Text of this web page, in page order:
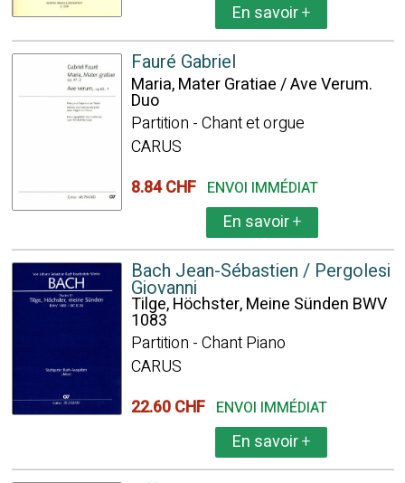
En savoir+
Fauré Gabriel
Maria, Mater Gratiae / Ave Verum.
Duo
Partition - Chant et orgue
CARUS
8.84 CHF ENVOI IMMÉDIAT
En savoir+
Bach Jean-Sébastien / Pergolesi
Giovanni
Tilge, Höchster, Meine Sünden BWV
1083
Partition - Chant Piano
CARUS
22.60 CHF ENVOI IMMÉDIAT
En savoir+